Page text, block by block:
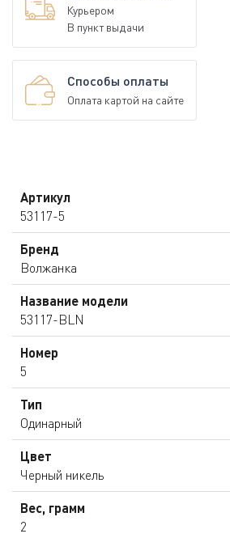
Курьером
В пункт выдачи
Способы оплаты
Оплата картой на сайте
Артикул
53117-5
Бренд
Волжанка
Название модели
53117-BLN
Номер
5
Тип
Одинарный
Цвет
Черный никель
Вес, грамм
2